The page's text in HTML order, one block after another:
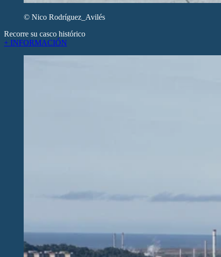
© Nico Rodríguez_Avilés
Recorre su casco histórico
+ INFORMACIÓN